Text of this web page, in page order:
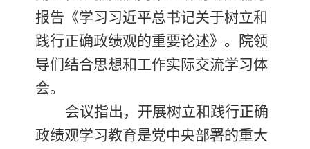
报告《学习习近平总书记关于树立和
践行正确政绩观的重要论述》。院领
导们结合思想和工作实际交流学习体
会。
会议指出，开展树立和践行正确
政绩观学习教育是党中央部署的重大